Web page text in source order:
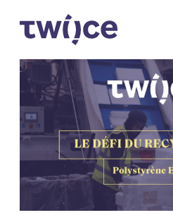
contenu